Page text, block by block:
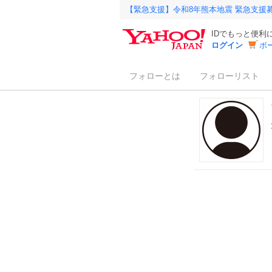
【緊急支援】令和8年熊本地震 緊急支援
IDでもっと便利
ログイン
ボ
フォローとは フォローリスト